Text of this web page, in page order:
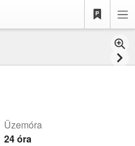
Üzemóra
24 óra